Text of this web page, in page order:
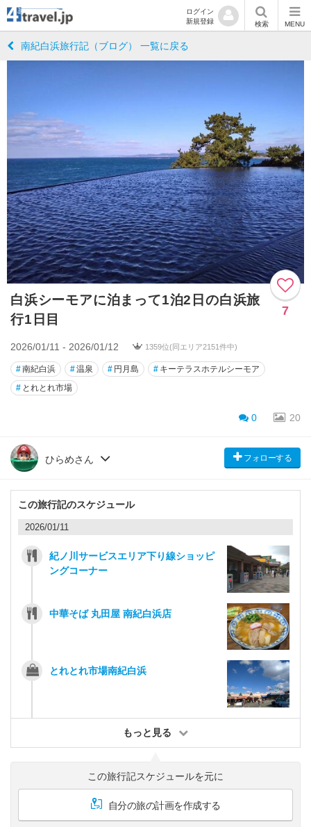
ログイン
新規登録
検索 MENU
南紀白浜旅行記（ブログ） 一覧に戻る
白浜シーモアに泊まって1泊2日の白浜旅
行1日目
7
2026/01/11 - 2026/01/12 1359位(同エリア2151件中)
#南紀白浜 #温泉 # 円月島 # キーテラスホテルシーモア
# とれとれ市場
0 20
ひらめさん フォローする
この旅行記のスケジュール
2026/01/11
紀ノ川サービスエリア下り線ショッピ
ングコーナー
中華そば 丸田屋 南紀白浜店
とれとれ市場南紀白浜
もっと見る
この旅行記スケジュールを元に
自分の旅の計画を作成する